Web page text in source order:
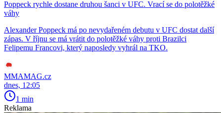
Poppeck rychle dostane druhou šanci v UFC. Vrací se do polotěžké
váhy
Alexander Poppeck má po nevydařeném debutu v UFC dostat další
zápas. V říjnu se má vrátit do polotěžké váhy proti Brazilci
Felipemu Francovi, který naposledy vyhrál na TKO.
MMAMAG.cz
dnes, 12:05
1 min
Reklama